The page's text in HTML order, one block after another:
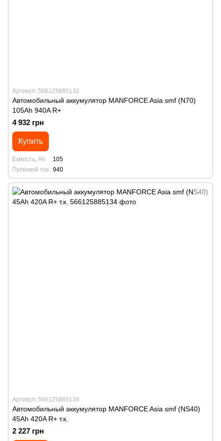
Артикул: 566125885132
Автомобильный аккумулятор MANFORСE Asia smf (N70)
105Ah 940A R+
4 932 грн
Купить
Емкость, Ah
105
Пусковой ток 940
Артикул: 566125885134
Автомобильный аккумулятор MANFORСE Asia smf (NS40)
45Ah 420A R+ т.к.
2 227 грн